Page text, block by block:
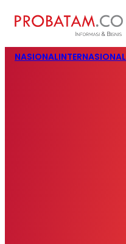
NASIONALINTERNASIONAL